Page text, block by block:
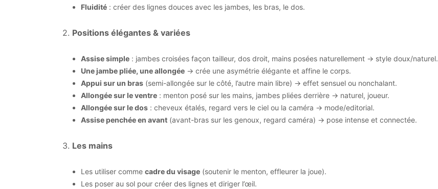
Fluidité : créer des lignes douces avec les jambes, les bras, le dos.
2. Positions élégantes & variées
Assise simple : jambes croisées façon tailleur, dos droit, mains posées naturellement → style doux/naturel.
Une jambe pliée, une allongée → crée une asymétrie élégante et affine le corps.
Appui sur un bras (semi-allongée sur le côté, l’autre main libre) → effet sensuel ou nonchalant.
Allongée sur le ventre : menton posé sur les mains, jambes pliées derrière → naturel, joueur.
Allongée sur le dos : cheveux étalés, regard vers le ciel ou la caméra → mode/editorial.
Assise penchée en avant (avant-bras sur les genoux, regard caméra) → pose intense et connectée.
3. Les mains
Les utiliser comme cadre du visage (soutenir le menton, effleurer la joue).
Les poser au sol pour créer des lignes et diriger l’œil.